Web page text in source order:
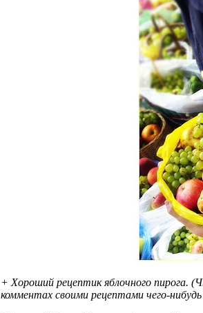
+ Хороший рецептик яблочного пирога.
комментах своими рецептами чего-